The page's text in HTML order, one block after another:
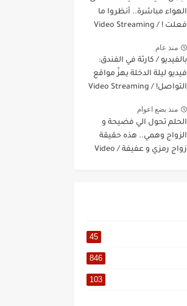
الهواء مباشرة.. أنظروا ما
فعلت ! / Video Streaming
منذ عام
بالفيديو / كارثة في الفندق:
فيديو ليلة الدخلة يهزّ مواقع
التواصل! / Video Streaming
منذ بضع اعوام
الحلم تحول الي فضيحة و
الزواج وهمي.. هذه حقيقة
زواج رمزي و عفيفة / Video
45
846
103